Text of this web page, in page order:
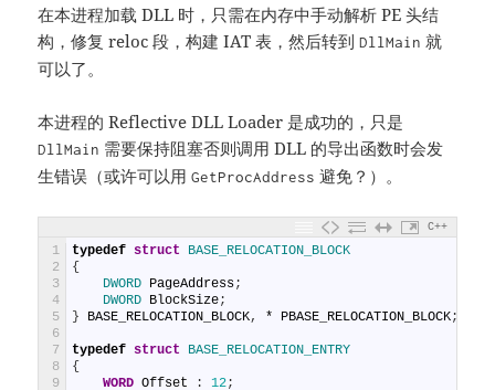
在本进程加载 DLL 时，只需在内存中手动解析 PE 头结
构，修复 reloc 段，构建 IAT 表，然后转到DllMain 就
可以了。
本进程的 Reflective DLL Loader 是成功的，只是
DllMain 需要保持阻塞否则调用 DLL 的导出函数时会发
生错误（或许可以用GetProcAddress 避免？）。
C++
1
2
3
4
5
6
7
8
9
typedef struct
BASE_RELOCATION_BLOCK
{
DWORD PageAddress;
DWORD BlockSize;
}
BASE_RELOCATION_BLOCK, * PBASE_RELOCATION_BLOCK;
typedef struct
BASE_RELOCATION_ENTRY
{
WORD Offset : 12;